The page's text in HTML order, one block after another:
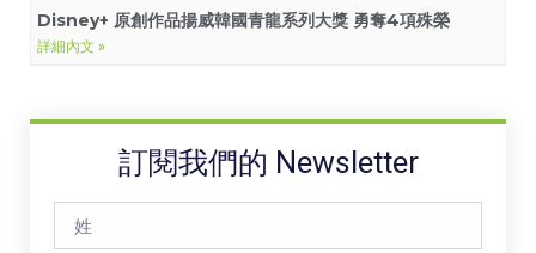
Disney+ 原創作品揚威韓國青龍系列大獎 勇奪4項殊榮
詳細內文 »
訂閱我們的 Newsletter